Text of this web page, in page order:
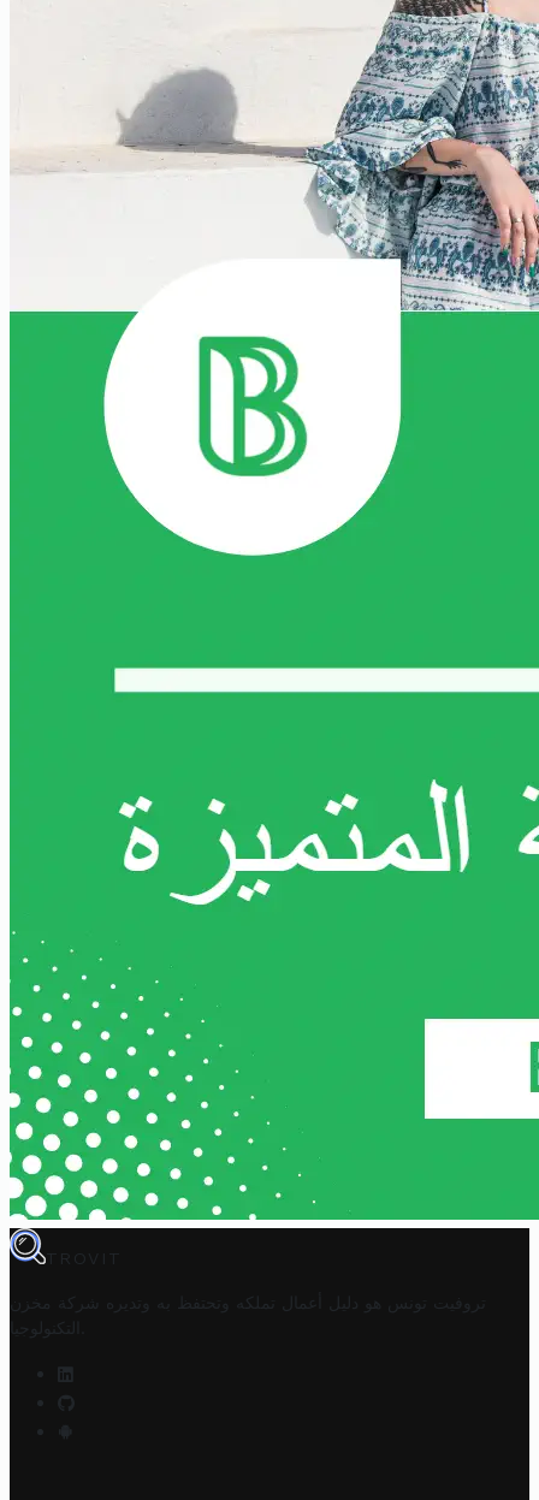
TROVIT
تروفيت تونس هو دليل أعمال تملكه وتحتفظ به وتديره
شركة مخزن
التكنولوجيا